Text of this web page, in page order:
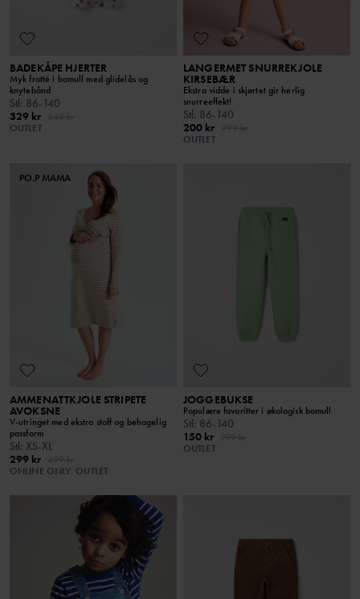
BADEKÅPE HJERTER
Myk frotté i bomull med glidelås og
knytebånd
Stl : 86-140
329 kr
OUTLET
LANGERMET SNURREKJOLE
KIRSEBÆR
Ekstra vidde i skjørtet gir herlig
snurreeffekt!
Stl : 86-140
200 kr
OUTLET
PO.P MAMA
AMMENATTKJOLE STRIPETE
AVOKSNE
V-utringet med ekstra stoff og behagelig
passform
Stl: XS-XL
299 kr
ONLINE ONLY OUTLET
JOGGEBUKSE
Populære favoritter i økologisk bomull
Stl: 86-140
150 kr
OUTLET